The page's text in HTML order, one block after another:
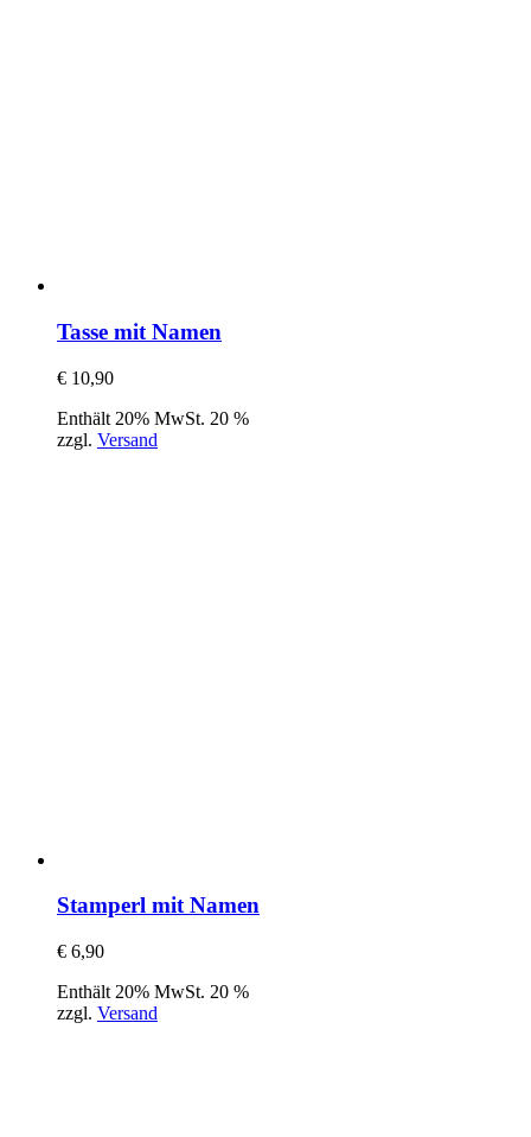
Tasse mit Namen
€ 10,90
Enthält 20% MwSt. 20 %
zzgl. Versand
Stamperl mit Namen
€ 6,90
Enthält 20% MwSt. 20 %
zzgl. Versand